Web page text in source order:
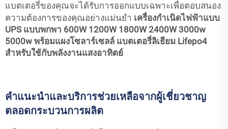
แบตเตอรี่ของคุณจะได้รับการออกแบบเฉพาะเพื่อตอบสนอง
ความต้องการของคุณอย่างแม่นยำ เครื่องกำเนิดไฟฟ้าแบบ
UPS แบบพกพา 600W 1200W 1800W 2400W 3000w
5000w พร้อมแผงโซลาร์เซลล์ แบตเตอรี่ลิเธียม Lifepo4
สำหรับใช้กับพลังงานแสงอาทิตย์
คำแนะนำและบริการช่วยเหลือจากผู้เชี่ยวชาญ
ตลอดกระบวนการผลิต